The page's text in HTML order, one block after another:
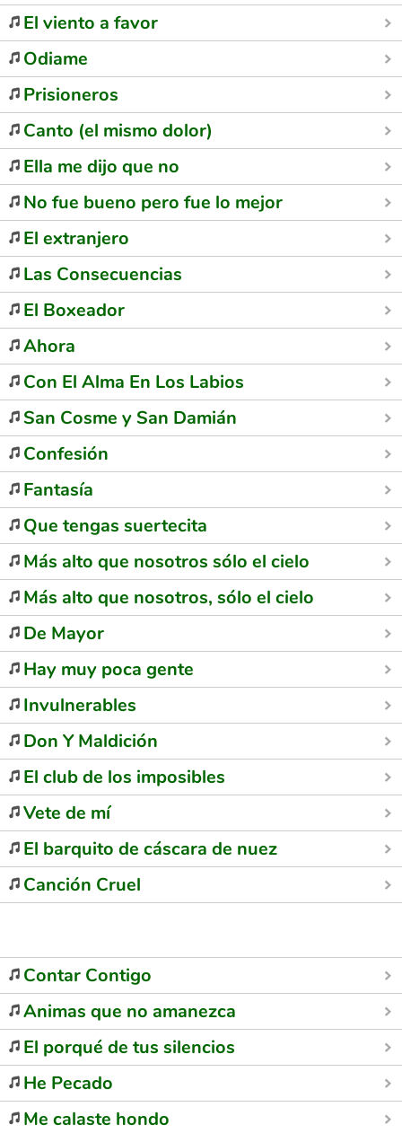
El viento a favor
Odiame
Prisioneros
Canto (el mismo dolor)
Ella me dijo que no
No fue bueno pero fue lo mejor
El extranjero
Las Consecuencias
El Boxeador
Ahora
Con El Alma En Los Labios
San Cosme y San Damián
Confesión
Fantasía
Que tengas suertecita
Más alto que nosotros sólo el cielo
Más alto que nosotros, sólo el cielo
De Mayor
Hay muy poca gente
Invulnerables
Don Y Maldición
El club de los imposibles
Vete de mí
El barquito de cáscara de nuez
Canción Cruel
Contar Contigo
Animas que no amanezca
El porqué de tus silencios
He Pecado
Me calaste hondo